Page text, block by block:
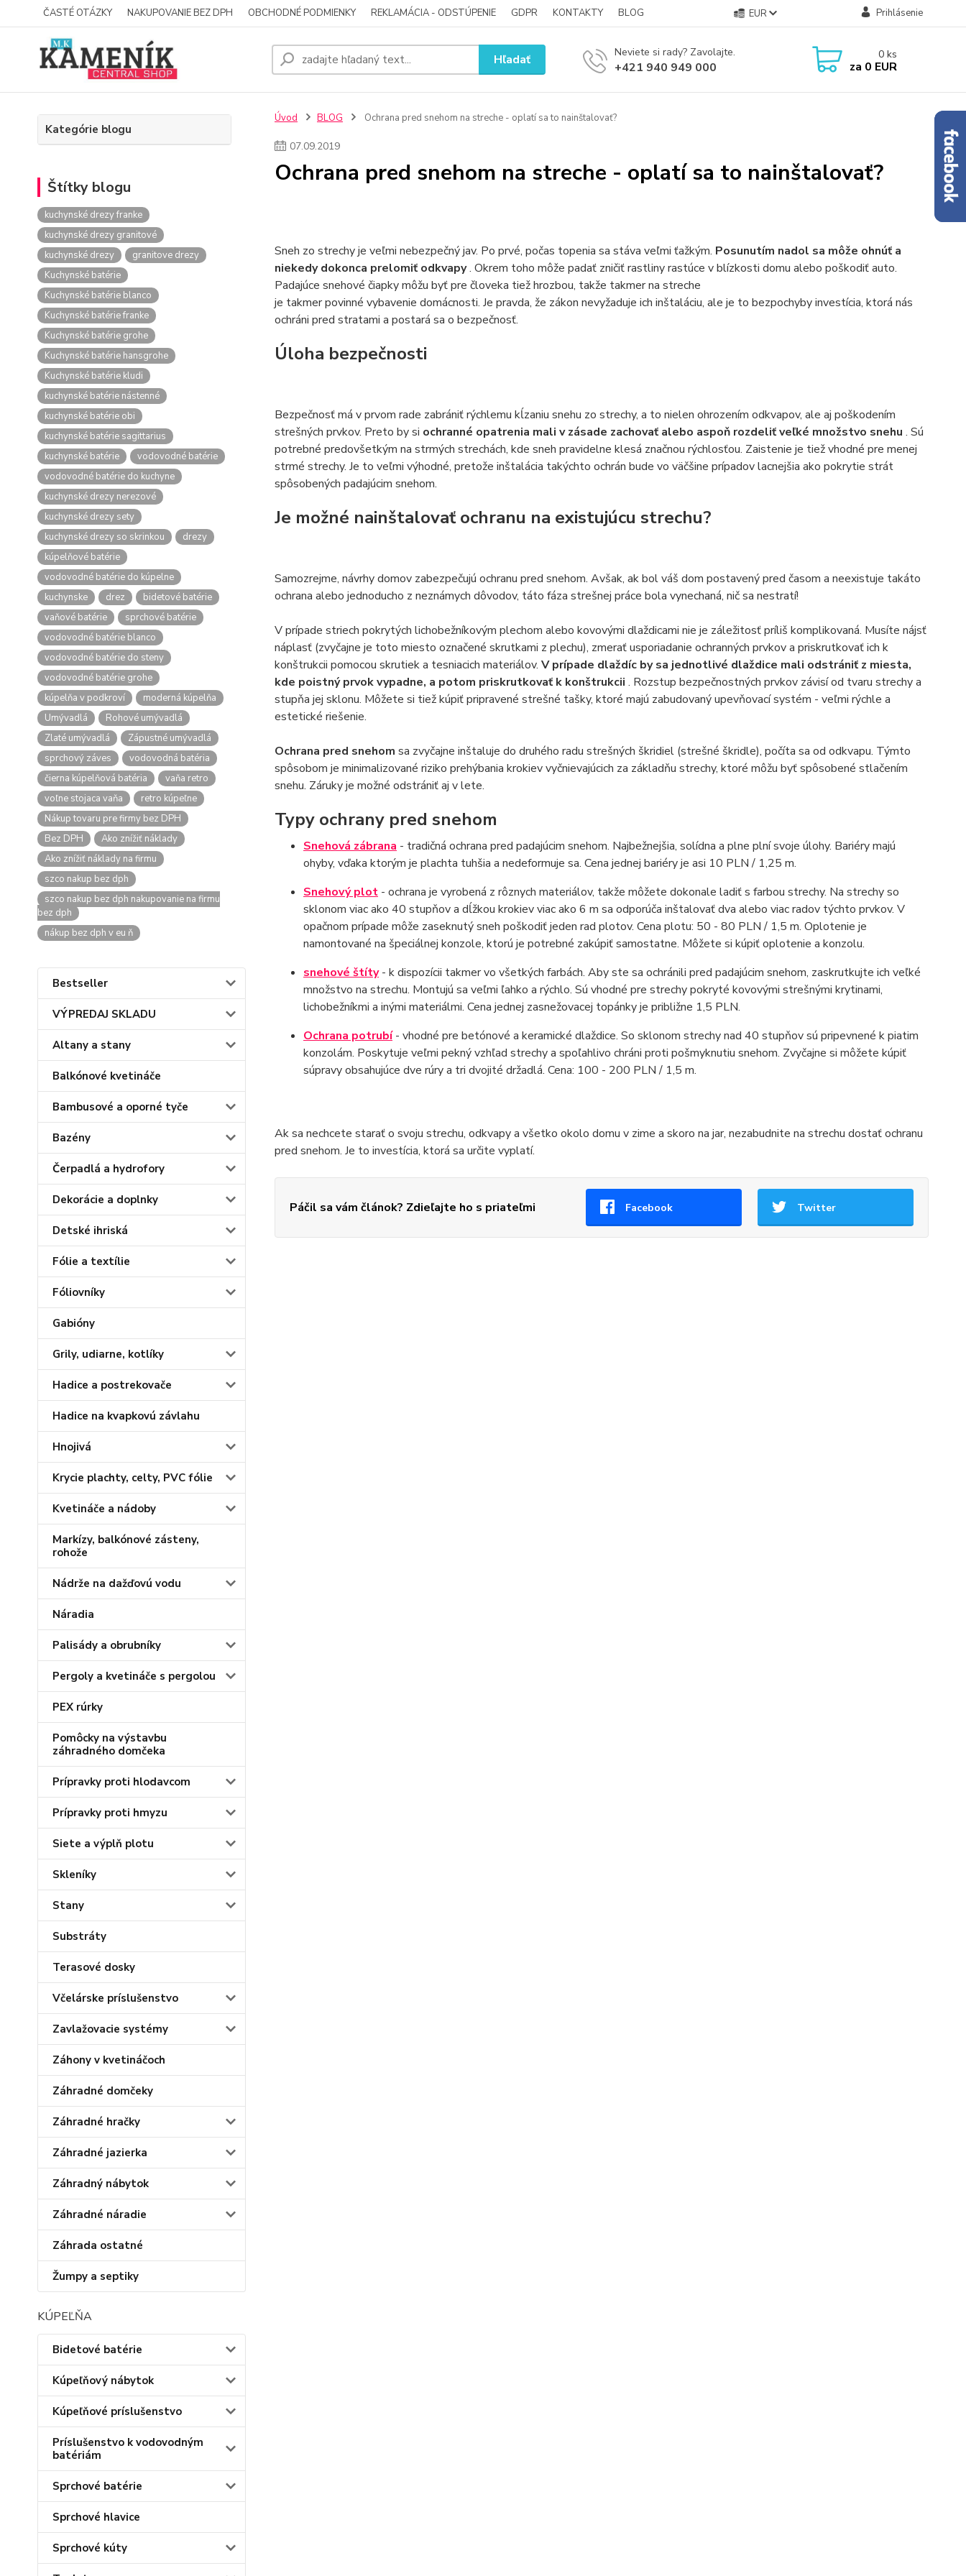
ČASTÉ OTÁZKY NAKUPOVANIE BEZ DPH OBCHODNÉ PODMIENKY REKLAMÁCIA - ODSTÚPENIE GDPR KONTAKTY BLOG EUR Prihlásenie
Hľadať Neviete si rady? Zavolajte.
+421 940 949 000
0 ks
za 0 EUR
Kategórie blogu
Štítky blogu
kuchynské drezy franke
kuchynské drezy granitové
kuchynské drezy
granitove drezy
Kuchynské batérie
Kuchynské batérie blanco
Kuchynské batérie franke
Kuchynské batérie grohe
Kuchynské batérie hansgrohe
Kuchynské batérie kludi
kuchynské batérie nástenné
kuchynské batérie obi
kuchynské batérie sagittarius
kuchynské batérie
vodovodné batérie
vodovodné batérie do kuchyne
kuchynské drezy nerezové
kuchynské drezy sety
kuchynské drezy so skrinkou
drezy
kúpelňové batérie
vodovodné batérie do kúpelne
kuchynske
drez
bidetové batérie
vaňové batérie
sprchové batérie
vodovodné batérie blanco
vodovodné batérie do steny
vodovodné batérie grohe
kúpelňa v podkroví
moderná kúpelňa
Umývadlá
Rohové umývadlá
Zlaté umývadlá
Zápustné umývadlá
sprchový záves
vodovodná batéria
čierna kúpelňová batéria
vaňa retro
voľne stojaca vaňa
retro kúpeľne
Nákup tovaru pre firmy bez DPH
Bez DPH
Ako znížiť náklady
Ako znížiť náklady na firmu
szco nakup bez dph
szco nakup bez dph nakupovanie na firmu
bez dph
nákup bez dph v eu ň
Bestseller
VÝPREDAJ SKLADU
Altany a stany
Balkónové kvetináče
Bambusové a oporné tyče
Bazény
Čerpadlá a hydrofory
Dekorácie a doplnky
Detské ihriská
Fólie a textílie
Fóliovníky
Gabióny
Grily, udiarne, kotlíky
Hadice a postrekovače
Hadice na kvapkovú závlahu
Hnojivá
Krycie plachty, celty, PVC fólie
Kvetináče a nádoby
Markízy, balkónové zásteny,
rohože
Nádrže na dažďovú vodu
Náradia
Palisády a obrubníky
Pergoly a kvetináče s pergolou
PEX rúrky
Pomôcky na výstavbu
záhradného domčeka
Prípravky proti hlodavcom
Prípravky proti hmyzu
Siete a výplň plotu
Skleníky
Stany
Substráty
Terasové dosky
Včelárske príslušenstvo
Zavlažovacie systémy
Záhony v kvetináčoch
Záhradné domčeky
Záhradné hračky
Záhradné jazierka
Záhradný nábytok
Záhradné náradie
Záhrada ostatné
Žumpy a septiky
KÚPEĽŇA
Bidetové batérie
Kúpeľňový nábytok
Kúpeľňové príslušenstvo
Príslušenstvo k vodovodným
batériám
Sprchové batérie
Sprchové hlavice
Sprchové kúty
Úvod BLOG Ochrana pred snehom na streche - oplatí sa to nainštalovať?
07.09.2019
Ochrana pred snehom na streche - oplatí sa to nainštalovať?
Sneh zo strechy je veľmi nebezpečný jav. Po prvé, počas topenia sa stáva veľmi ťažkým. Posunutím nadol sa môže ohnúť a
niekedy dokonca prelomiť odkvapy. Okrem toho môže padať zničiť rastliny rastúce v blízkosti domu alebo poškodiť auto.
Padajúce snehové čiapky môžu byť pre človeka tiež hrozbou, takže takmerna streche
je takmer povinné vybavenie domácnosti. Je pravda, že zákon nevyžaduje ich inštaláciu, ale je to bezpochyby investícia, ktorá nás
ochráni pred stratami a postará sa o bezpečnosť.
Úloha bezpečnosti
Bezpečnosť má v prvom rade zabrániť rýchlemu kĺzaniu snehu zo strechy, a to nielen ohrozením odkvapov, ale aj poškodením
strešných prvkov. Preto by si ochranné opatrenia mali v zásade zachovať alebo aspoň rozdeliť veľké množstvo snehu . Sú
potrebné predovšetkým na strmých strechách, kde sneh pravidelne klesá značnou rýchlosťou. Zaistenie je tiež vhodné pre menej
strmé strechy. Je to veľmi výhodné, pretože inštalácia takýchto ochrán bude vo väčšine prípadov lacnejšia ako pokrytie strát
spôsobených padajúcim snehom.
Je možné nainštalovať ochranu na existujúcu strechu?
Samozrejme, návrhy domov zabezpečujú ochranu pred snehom. Avšak, ak bol váš dom postavený pred časom a neexistuje takáto
ochrana alebo jednoducho z neznámych dôvodov, táto fáza strešnej práce bola vynechaná, nič sa nestratí!
V prípade striech pokrytých lichobežníkovým plechom alebo kovovými dlaždicami nie je záležitosť príliš komplikovaná. Musíte nájsť
náplasť (zvyčajne je toto miesto označené skrutkami z plechu), zmerať usporiadanie ochranných prvkov a priskrutkovať ich k
konštrukcii pomocou skrutiek a tesniacich materiálov. V prípade dlaždíc by sa jednotlivé dlaždice mali odstrániť z miesta,
kde poistný prvok vypadne, a potom priskrutkovať k konštrukcii . Rozstup bezpečnostných prvkov závisí od tvaru strechy a
stupňa jej sklonu. Môžete si tiež kúpiť pripravené strešné tašky, ktoré majú zabudovaný upevňovací systém - veľmi rýchle a
estetické riešenie.
Ochrana pred snehom sa zvyčajne inštaluje do druhého radu strešných škridiel (strešné škridle), počíta sa od odkvapu. Týmto
spôsobom je minimalizované riziko prehýbania krokiev vyčnievajúcich za základňu strechy, ktoré môžu byť spôsobené stlačením
snehu. Záruky je možné odstrániť aj v lete.
Typy ochrany pred snehom
Snehová zábrana - tradičná ochrana pred padajúcim snehom. Najbežnejšia, solídna a plne plní svoje úlohy. Bariéry majú
ohyby, vďaka ktorým je plachta tuhšia a nedeformuje sa. Cena jednej bariéry je asi 10 PLN / 1,25 m.
Snehový plot- ochrana je vyrobená z rôznych materiálov, takže môžete dokonale ladiť s farbou strechy. Na strechy so
sklonom viac ako 40 stupňov a dĺžkou krokiev viac ako 6 m sa odporúča inštalovať dva alebo viac radov týchto prvkov. V
opačnom prípade môže zaseknutý sneh poškodiť jeden rad plotov. Cena plotu: 50 - 80 PLN / 1,5 m. Oplotenie je
namontované na špeciálnej konzole, ktorú je potrebné zakúpiť samostatne. Môžete si kúpiť oplotenie a konzolu.
snehové štíty- k dispozícii takmer vo všetkých farbách. Aby ste sa ochránili pred padajúcim snehom, zaskrutkujte ich veľké
množstvo na strechu. Montujú sa veľmi ľahko a rýchlo. Sú vhodné pre strechy pokryté kovovými strešnými krytinami,
lichobežníkmi a inými materiálmi. Cena jednej zasnežovacej topánky je približne 1,5 PLN.
Ochrana potrubí- vhodné pre betónové a keramické dlaždice. So sklonom strechy nad 40 stupňov sú pripevnené k piatim
konzolám. Poskytuje veľmi pekný vzhľad strechy a spoľahlivo chráni proti pošmyknutiu snehom. Zvyčajne si môžete kúpiť
súpravy obsahujúce dve rúry a tri dvojité držadlá. Cena: 100 - 200 PLN / 1,5 m.
Ak sa nechcete starať o svoju strechu, odkvapy a všetko okolo domu v zime a skoro na jar, nezabudnite na strechu dostať ochranu
pred snehom. Je to investícia, ktorá sa určite vyplatí.
Páčil sa vám článok? Zdieľajte ho s priateľmi Facebook Twitter